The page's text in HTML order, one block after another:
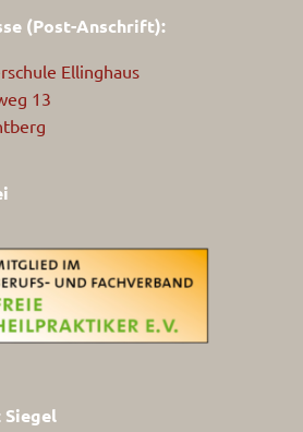
(Post-Anschrift):
Ellinghaus
13
Siegel